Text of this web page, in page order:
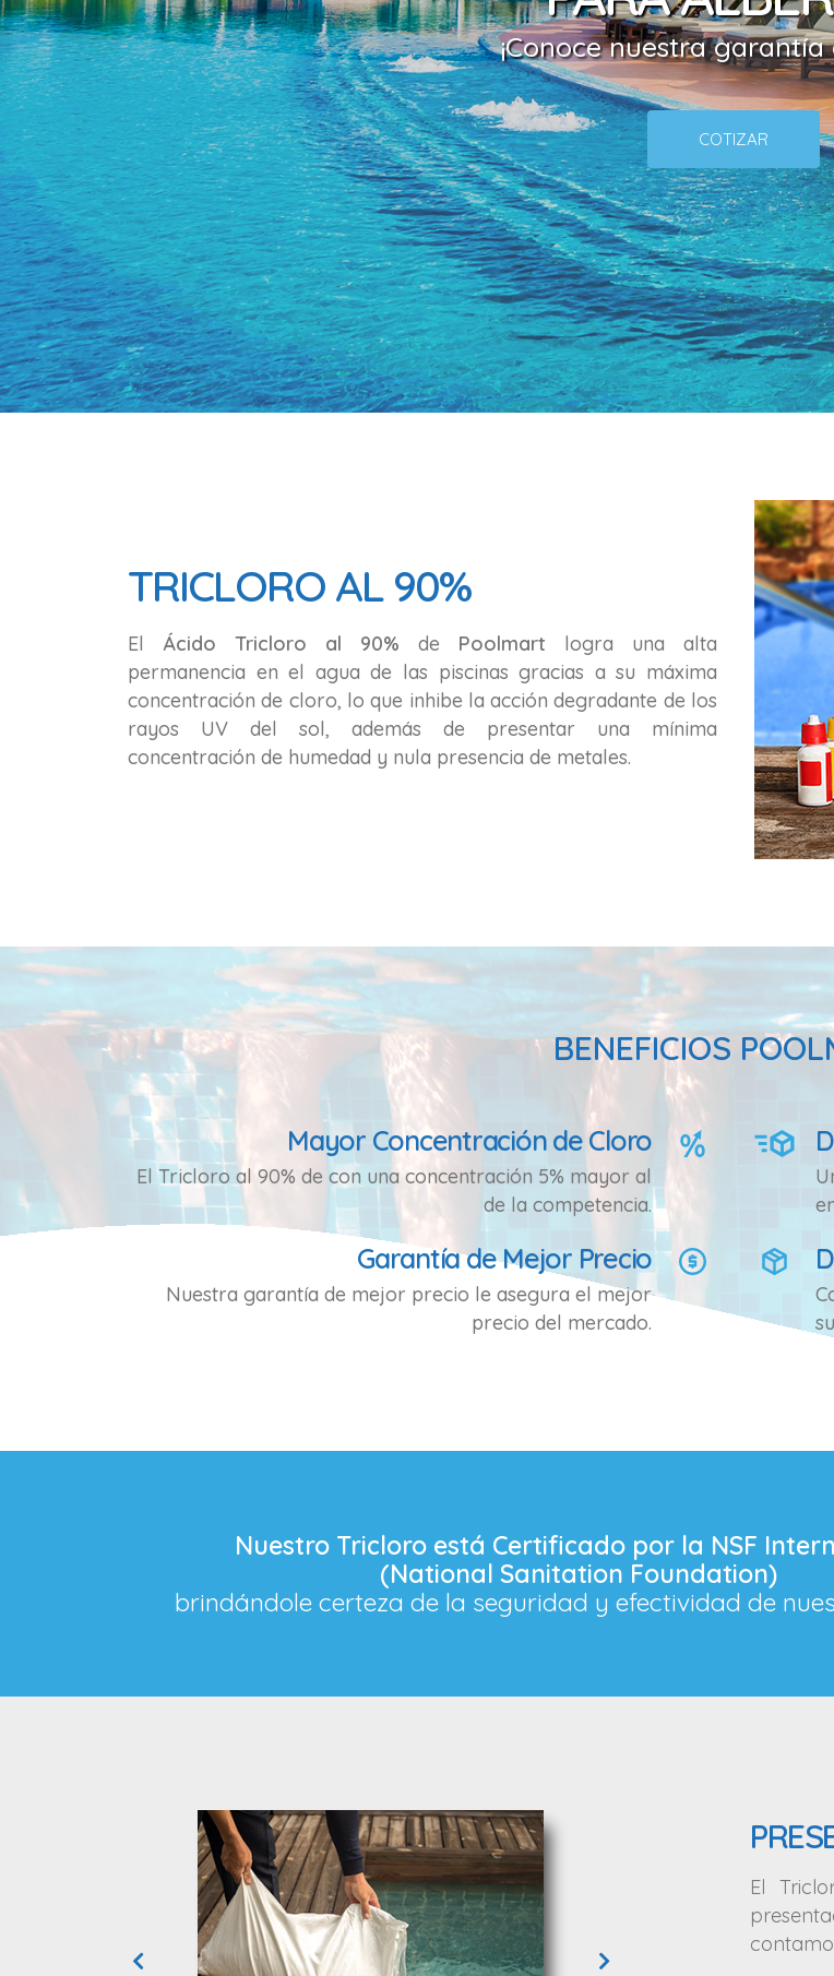
¡Conoce nuestra garantía
COTIZAR
TRICLORO AL 90%
El Ácido Tricloro al 90% de Poolmart logra una alta
permanencia en el agua de las piscinas gracias a su máxima
concentración de cloro, lo que inhibe la acción degradante de los
rayos UV del sol, además de presentar una mínima
concentración de humedad y nula presencia de metales.
BENEFICIOS
Mayor Concentración de Cloro
El Tricloro al 90% de con una concentración 5% mayor al
de la competencia.
Garantía de Mejor Precio
Nuestra garantía de mejor precio le asegura el mejor
precio del mercado.
Nuestro Tricloro está Certificado por la NSF
(National Sanitation Foundation)
El